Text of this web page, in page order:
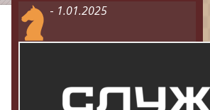
- 1.01.2025